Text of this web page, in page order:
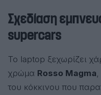
Σχεδίαση
supercars
Το laptop ξεχωρίζει
χρώμα Rosso Magma
του κόκκινου που